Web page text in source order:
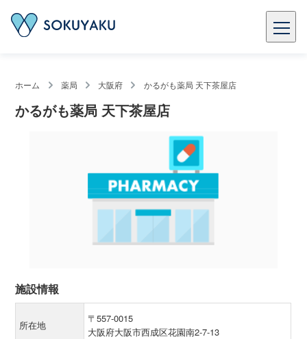
ホーム 薬局 大阪府 かるがも薬局 天下茶屋店
かるがも薬局 天下茶屋店
施設情報
所在地
〒557-0015
大阪府大阪市西成区花園南2-7-13